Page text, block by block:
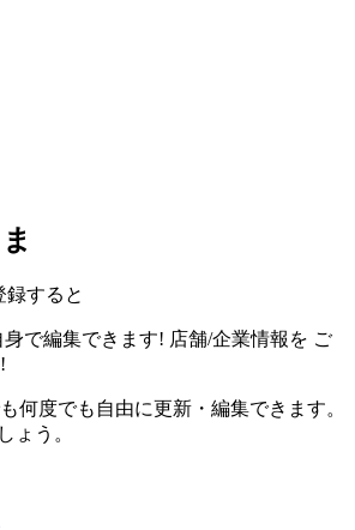
すると
で編集できます! 店舗/企業情報を ご
何度でも自由に更新・編集できます。
ょう。